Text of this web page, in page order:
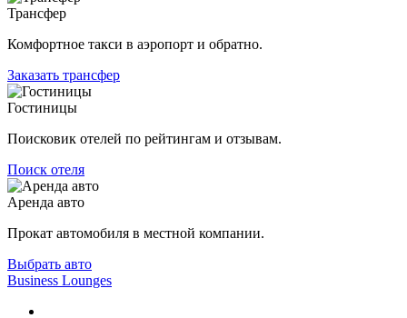
Трансфер
Комфортное такси в аэропорт и обратно.
Заказать трансфер
Гостиницы
Поисковик отелей по рейтингам и отзывам.
Поиск отеля
Аренда авто
Прокат автомобиля в местной компании.
Выбрать авто
Business Lounges